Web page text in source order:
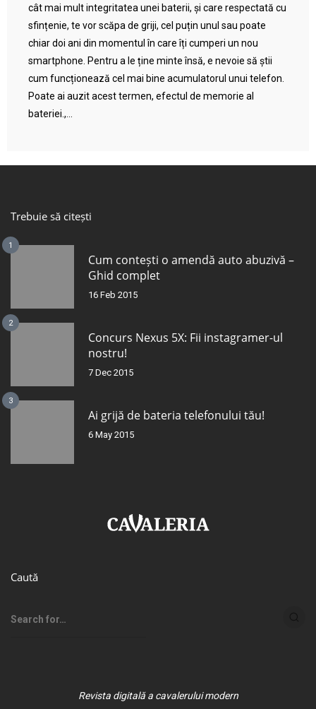
cât mai mult integritatea unei baterii, și care respectată cu
sfințenie, te vor scăpa de griji, cel puțin unul sau poate
chiar doi ani din momentul în care îți cumperi un nou
smartphone. Pentru a le ține minte însă, e nevoie să știi
cum funcționează cel mai bine acumulatorul unui telefon.
Poate ai auzit acest termen, efectul de memorie al
bateriei.,...
Trebuie să citești
1
Cum contești o amendă auto abuzivă –
Ghid complet
16 Feb 2015
2
Concurs Nexus 5X: Fii instagramer-ul
nostru!
7 Dec 2015
3
Ai grijă de bateria telefonului tău!
6 May 2015
Caută
Revista digitală a cavalerului modern